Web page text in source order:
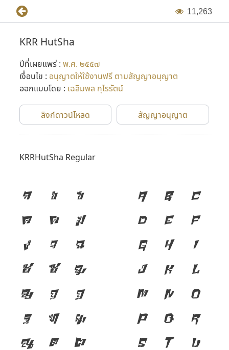
11,263
KRR HutSha
ปีที่เผยแพร่ : พ.ศ. ๒๕๕๗
เงื่อนไข : อนุญาตให้ใช้งานฟรี ตามสัญญาอนุญาต
ออกแบบโดย : เฉลิมพล กุไรรัตน์
ลิงก์ดาวน์โหลด สัญญาอนุญาต
KRRHutSha Regular
ก ข ฃ
ค ฅ ฆ
ง จ ฉ
ช ซ ฌ
ญ ฎ ฏ
ฐ ฑ ฒ
ณ ด ต
A B C
D E F
G H I
J K L
M N O
P Q R
S T U